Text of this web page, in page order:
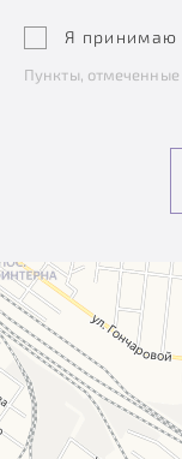
Я принимаю
Пункты, отмеченные